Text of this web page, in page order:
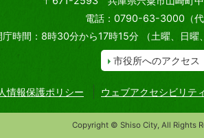
電話：0790-63-3000（代
庁時間：8時30分から17時15分
（土曜、日
市役所へのアクセス
情報保護ポリシー ウェブアクセシビリテ
Copyright © Shiso City, All Rights